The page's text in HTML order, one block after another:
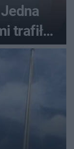
trafiła